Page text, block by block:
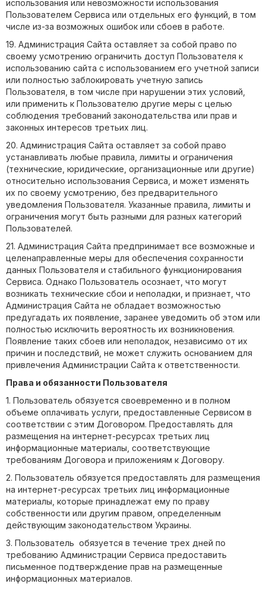
использования или невозможности использования
Пользователем Сервиса или отдельных его функций, в том
числе из-за возможных ошибок или сбоев в работе.
19. Администрация Сайта оставляет за собой право по
своему усмотрению ограничить доступ Пользователя к
использованию сайта с использованием его учетной записи
или полностью заблокировать учетную запись
Пользователя, в том числе при нарушении этих условий,
или применить к Пользователю другие меры с целью
соблюдения требований законодательства или прав и
законных интересов третьих лиц.
20. Администрация Сайта оставляет за собой право
устанавливать любые правила, лимиты и ограничения
(технические, юридические, организационные или другие)
относительно использования Сервиса, и может изменять
их по своему усмотрению, без предварительного
уведомления Пользователя. Указанные правила, лимиты и
ограничения могут быть разными для разных категорий
Пользователей.
21. Администрация Сайта предпринимает все возможные и
целенаправленные меры для обеспечения сохранности
данных Пользователя и стабильного функционирования
Сервиса. Однако Пользователь осознает, что могут
возникать технические сбои и неполадки, и признает, что
Администрация Сайта не обладает возможностью
предугадать их появление, заранее уведомить об этом или
полностью исключить вероятность их возникновения.
Появление таких сбоев или неполадок, независимо от их
причин и последствий, не может служить основанием для
привлечения Администрации Сайта к ответственности.
Права и обязанности Пользователя
1. Пользователь обязуется своевременно и в полном
объеме оплачивать услуги, предоставленные Сервисом в
соответствии с этим Договором. Предоставлять для
размещения на интернет-ресурсах третьих лиц
информационные материалы, соответствующие
требованиям Договора и приложениям к Договору.
2. Пользователь обязуется предоставлять для размещения
на интернет-ресурсах третьих лиц информационные
материалы, которые принадлежат ему по праву
собственности или другим правом, определенным
действующим законодательством Украины.
3. Пользователь обязуется в течение трех дней по
требованию Администрации Сервиса предоставить
письменное подтверждение прав на размещенные
информационных материалов.